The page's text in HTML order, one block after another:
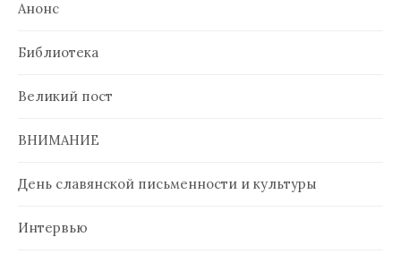
Анонс
Библиотека
Великий пост
ВНИМАНИЕ
День славянской письменности и культуры
Интервью